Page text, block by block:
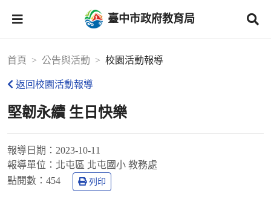
臺中市政府教育局
首頁 公告與活動 校園活動報導
返回校園活動報導
堅韌永續 生日快樂
報導日期： 2023-10-11
報導單位： 北屯區 北屯國小 教務處
點閱數： 454 列印